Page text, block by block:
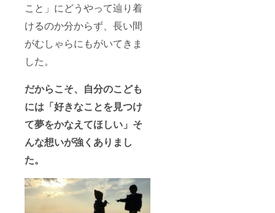
こと」にどうやって辿り着
けるのか分からず、長い間
がむしゃらにもがいてきま
した。
だからこそ、自分のこども
には「好きなことを見つけ
て夢をかなえてほしい」そ
んな想いが強くありまし
た。